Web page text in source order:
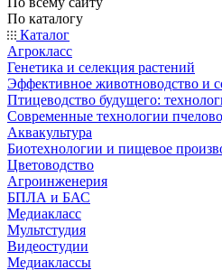
По каталогу
Каталог
Агрокласс
Генетика и селекция растений
Эффективное животноводство и
Птицеводство будущего:
Современные технологии
Аквакультура
Биотехнологии и пищевое
Цветоводство
Агроинженерия
БПЛА и БАС
Медиакласс
Мультстудия
Видеостудии
Медиаклассы